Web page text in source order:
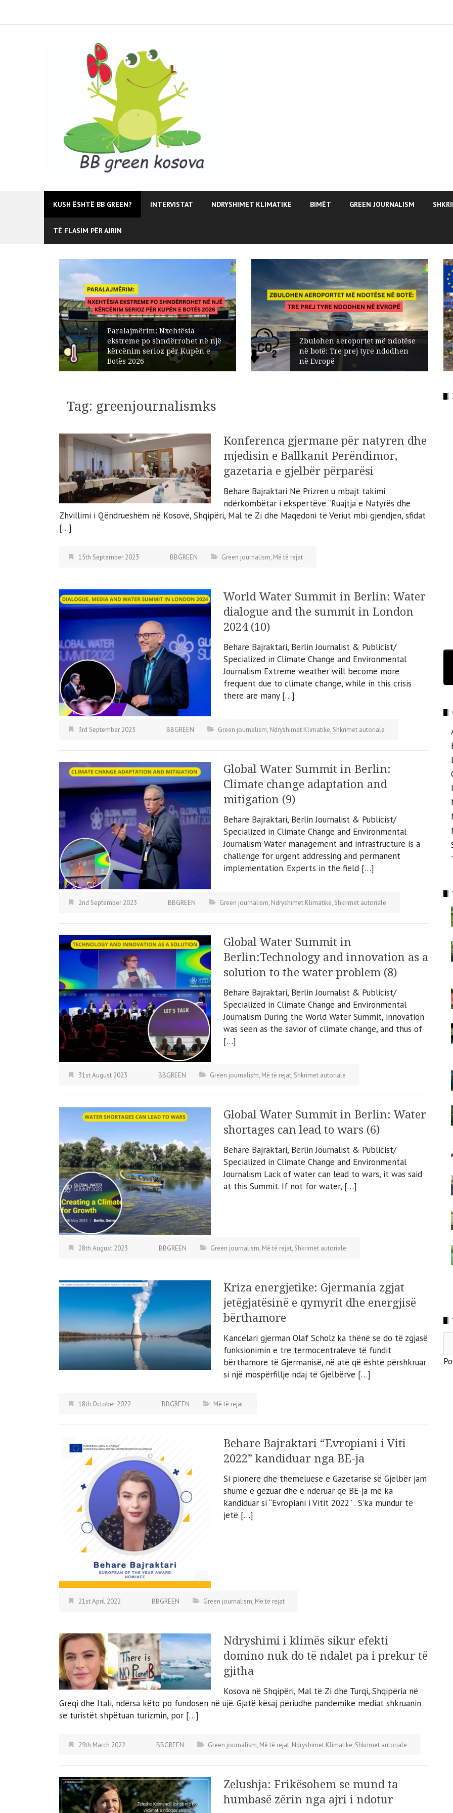
KUSH ËSHTË BB GREEN? INTERVISTAT NDRYSHIMET KLIMATIKE BIMËT GREEN JOURNALISM
TË FLASIM PËR AJRIN
Paralajmërim: Nxehtësia
ekstreme po shndërrohet në një
kërcënim serioz për Kupën e
Botës 2026
Zbulohen aeroportet më ndotëse
në botë: Tre prej tyre ndodhen
në Evropë
Tag: greenjournalismks
Konferenca gjermane për natyren dhe
mjedisin e Ballkanit Perëndimor,
gazetaria e gjelbër përparësi
Behare Bajraktari Në Prizren u mbajt takimi
ndërkombëtar i ekspertëve “Ruajtja e Natyrës dhe
Zhvillimi i Qëndrueshëm në Kosovë, Shqipëri, Mal të Zi dhe Maqedoni të Veriut mbi gjendjen, sfidat
[…]
15th September 2023 BBGREEN Green journalism, Më të rejat
World Water Summit in Berlin: Water
dialogue and the summit in London
2024 (10)
Behare Bajraktari, Berlin Journalist & Publicist/
Specialized in Climate Change and Environmental
Journalism Extreme weather will become more
frequent due to climate change, while in this crisis
there are many […]
3rd September 2023 BBGREEN Green journalism, Ndryshimet Klimatike, Shkrimet autoriale
Global Water Summit in Berlin:
Climate change adaptation and
mitigation (9)
Behare Bajraktari, Berlin Journalist & Publicist/
Specialized in Climate Change and Environmental
Journalism Water management and infrastructure is a
challenge for urgent addressing and permanent
implementation. Experts in the field […]
2nd September 2023 BBGREEN Green journalism, Ndryshimet Klimatike, Shkrimet autoriale
Global Water Summit in
Berlin:Technology and innovation as a
solution to the water problem (8)
Behare Bajraktari, Berlin Journalist & Publicist/
Specialized in Climate Change and Environmental
Journalism During the World Water Summit, innovation
was seen as the savior of climate change, and thus of
[…]
31st August 2023 BBGREEN Green journalism, Më të rejat, Shkrimet autoriale
Global Water Summit in Berlin: Water
shortages can lead to wars (6)
Behare Bajraktari, Berlin Journalist & Publicist/
Specialized in Climate Change and Environmental
Journalism Lack of water can lead to wars, it was said
at this Summit. If not for water, […]
28th August 2023 BBGREEN Green journalism, Më të rejat, Shkrimet autoriale
Kriza energjetike: Gjermania zgjat
jetëgjatësinë e qymyrit dhe energjisë
bërthamore
Kancelari gjerman Olaf Scholz ka thënë se do të zgjasë
funksionimin e tre termocentraleve të fundit
bërthamore të Gjermanisë, në atë që është përshkruar
si një mospërfillje ndaj të Gjelbërve […]
18th October 2022 BBGREEN Më të rejat
Behare Bajraktari “Evropiani i Viti
2022” kandiduar nga BE-ja
Si pionere dhe themeluese e Gazetarisë së Gjelbër jam
shumë e gëzuar dhe e nderuar që BE-ja më ka
kandiduar si “Evropiani i Vitit 2022” . S’ka mundur të
jetë […]
21st April 2022 BBGREEN Green journalism, Më të rejat
Ndryshimi i klimës sikur efekti
domino nuk do të ndalet pa i prekur të
gjitha
Kosova në Shqipëri, Mal të Zi dhe Turqi, Shqipëria në
Greqi dhe Itali, ndërsa këto po fundosen në ujë. Gjatë kësaj përiudhe pandemike mediat shkruanin
se turistët shpëtuan turizmin, por […]
29th March 2022 BBGREEN Green journalism, Më të rejat, Ndryshimet Klimatike, Shkrimet autoriale
Zelushja: Frikësohem se mund ta
humbasë zërin nga ajri i ndotur